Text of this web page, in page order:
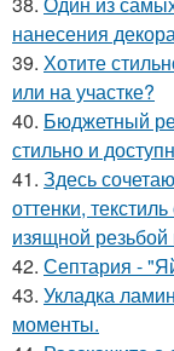
нанесения
39. Хотите
или на участке?
40. Бюджетный
стильно и
41. Здесь
оттенки,
изящной резьбой
42. Септария -
43. Укладка
моменты.